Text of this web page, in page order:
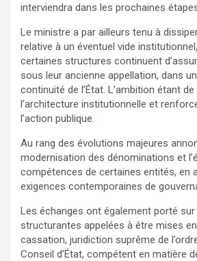
interviendra dans les prochaines
Le ministre a par ailleurs tenu à
relative à un éventuel vide
certaines structures continuent
sous leur ancienne appellation, dans
continuité de l’État. L’ambition étant
l’architecture institutionnelle et
l’action publique.
Au rang des évolutions majeures
modernisation des dénominations et
compétences de certaines entités, en
exigences contemporaines de
Les échanges ont également porté
structurantes appelées à être mises
cassation, juridiction suprême de
Conseil d’État, compétent en matière